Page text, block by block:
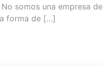
somos una empresa de
forma de […]